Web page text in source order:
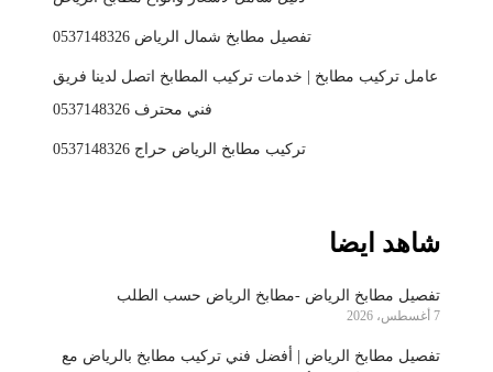
تفصيل مطابخ شمال الرياض 0537148326
عامل تركيب مطابخ | خدمات تركيب المطابخ اتصل لدينا فريق
فني محترف 0537148326
تركيب مطابخ الرياض حراج 0537148326
شاهد ايضا
تفصيل مطابخ الرياض -مطابخ الرياض حسب الطلب
7 أغسطس، 2026
تفصيل مطابخ الرياض | أفضل فني تركيب مطابخ بالرياض مع